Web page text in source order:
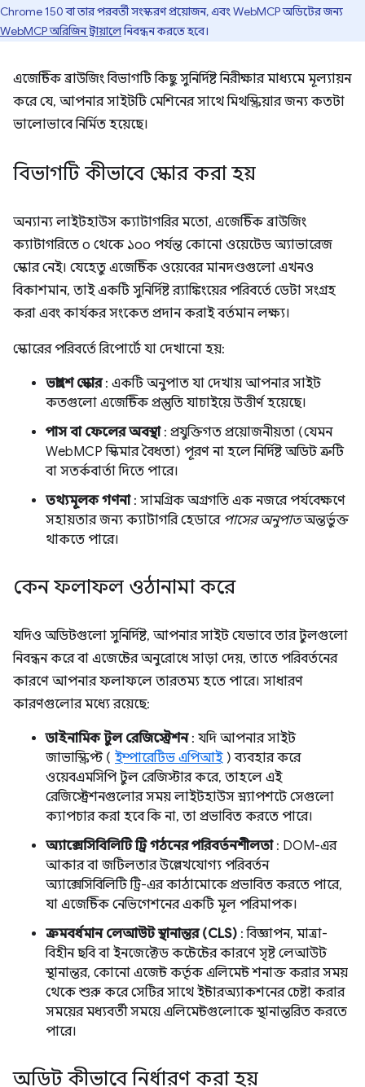
Chrome 150 বা তার পরবর্তী সংস্করণ প্রয়োজন, এবং WebMCP অডিটের জন্য
WebMCP অরিজিন ট্রায়ালেনিবন্ধন করতে হবে।
এজেন্টিক ব্রাউজিং বিভাগটি কিছু সুনির্দিষ্ট নিরীক্ষার মাধ্যমে মূল্যায়ন
করে যে, আপনার সাইটটি মেশিনের সাথে মিথস্ক্রিয়ার জন্য কতটা
ভালোভাবে নির্মিত হয়েছে।
বিভাগটি কীভাবে স্কোর করা হয়
অন্যান্য লাইটহাউস ক্যাটাগরির মতো, এজেন্টিক ব্রাউজিং
ক্যাটাগরিতে ০ থেকে ১০০ পর্যন্ত কোনো ওয়েটেড অ্যাভারেজ
স্কোর নেই। যেহেতু এজেন্টিক ওয়েবের মানদণ্ডগুলো এখনও
বিকাশমান, তাই একটি সুনির্দিষ্ট র‍্যাঙ্কিংয়ের পরিবর্তে ডেটা সংগ্রহ
করা এবং কার্যকর সংকেত প্রদান করাই বর্তমান লক্ষ্য।
স্কোরের পরিবর্তে রিপোর্টে যা দেখানো হয়:
ভগ্নাংশ স্কোর: একটি অনুপাত যা দেখায় আপনার সাইট
কতগুলো এজেন্টিক প্রস্তুতি যাচাইয়ে উত্তীর্ণ হয়েছে।
পাস বা ফেলের অবস্থা: প্রযুক্তিগত প্রয়োজনীয়তা (যেমন
WebMCP স্কিমার বৈধতা) পূরণ না হলে নির্দিষ্ট অডিট ত্রুটি
বা সতর্কবার্তা দিতে পারে।
তথ্যমূলক গণনা: সামগ্রিক অগ্রগতি এক নজরে পর্যবেক্ষণে
সহায়তার জন্য ক্যাটাগরি হেডারে পাসের অনুপাতঅন্তর্ভুক্ত
থাকতে পারে।
কেন ফলাফল ওঠানামা করে
যদিও অডিটগুলো সুনির্দিষ্ট, আপনার সাইট যেভাবে তার টুলগুলো
নিবন্ধন করে বা এজেন্টের অনুরোধে সাড়া দেয়, তাতে পরিবর্তনের
কারণে আপনার ফলাফলে তারতম্য হতে পারে। সাধারণ
কারণগুলোর মধ্যে রয়েছে:
ডাইনামিক টুল রেজিস্ট্রেশন: যদি আপনার সাইট
জাভাস্ক্রিপ্ট ( ইম্পারেটিভ এপিআই) ব্যবহার করে
ওয়েবএমসিপি টুল রেজিস্টার করে, তাহলে এই
রেজিস্ট্রেশনগুলোর সময় লাইটহাউস স্ন্যাপশটে সেগুলো
ক্যাপচার করা হবে কি না, তা প্রভাবিত করতে পারে।
অ্যাক্সেসিবিলিটি ট্রি গঠনের পরিবর্তনশীলতা: DOM-এর
আকার বা জটিলতার উল্লেখযোগ্য পরিবর্তন
অ্যাক্সেসিবিলিটি ট্রি-এর কাঠামোকে প্রভাবিত করতে পারে,
যা এজেন্টিক নেভিগেশনের একটি মূল পরিমাপক।
ক্রমবর্ধমান লেআউট স্থানান্তর (CLS) : বিজ্ঞাপন, মাত্রা-
বিহীন ছবি বা ইনজেক্টেড কন্টেন্টের কারণে সৃষ্ট লেআউট
স্থানান্তর, কোনো এজেন্ট কর্তৃক এলিমেন্ট শনাক্ত করার সময়
থেকে শুরু করে সেটির সাথে ইন্টারঅ্যাকশনের চেষ্টা করার
সময়ের মধ্যবর্তী সময়ে এলিমেন্টগুলোকে স্থানান্তরিত করতে
পারে।
অডিট কীভাবে নির্ধারণ করা হয়